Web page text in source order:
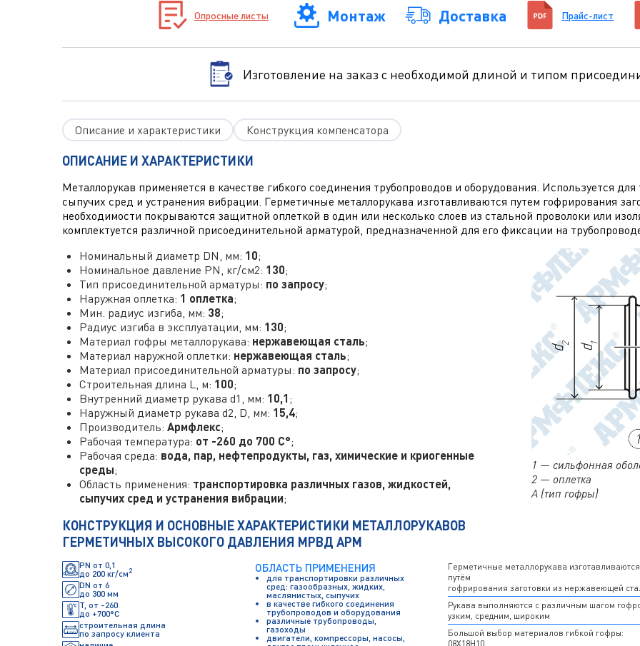
Опросные листы Монтаж Доставка Прайс-лист
Изготовление на заказ с необходимой длиной и типом
Описание и характеристики Конструкция компенсатора
ОПИСАНИЕ И ХАРАКТЕРИСТИКИ
Металлорукав применяется в качестве гибкого соединения трубопроводов и оборудования. Используется
сыпучих сред и устранения вибрации. Герметичные металлорукава изготавливаются путем гофрирования
необходимости покрываются защитной оплеткой в один или несколько слоев из стальной проволоки или
комплектуется различной присоединительной арматурой, предназначенной для его фиксации на
Номинальный диаметр DN, мм: 10;
Номинальное давление PN, кг/см2: 130;
Тип присоединительной арматуры: по запросу;
Наружная оплетка: 1 оплетка;
Мин. радиус изгиба, мм: 38;
Радиус изгиба в эксплуатации, мм: 130;
Материал гофры металлорукава: нержавеющая сталь;
Материал наружной оплетки: нержавеющая сталь;
Материал присоединительной арматуры: по запросу;
Строительная длина L, м: 100;
Внутренний диаметр рукава d1, мм: 10,1 ;
Наружный диаметр рукава d2, D, мм: 15,4;
Производитель: Армфлекс;
Рабочая температура: от -260 до 700 С°;
Рабочая среда: вода, пар, нефтепродукты, газ, химические и криогенные
среды;
Область применения: транспортировка различных газов, жидкостей,
сыпучих сред и устранения вибрации;
1 — сильфонная
2 — оплетка
А (тип гофры)
КОНСТРУКЦИЯ И ОСНОВНЫЕ ХАРАКТЕРИСТИКИ МЕТАЛЛОРУКАВОВ
ГЕРМЕТИЧНЫХ ВЫСОКОГО ДАВЛЕНИЯ МРВД АРМ
PN от 0,1
до 200 кг/см2
DN от 6
до 300 мм
Т, от -260
до +700°С
строительная длина
по запросу клиента
ОБЛАСТЬ ПРИМЕНЕНИЯ
для транспортировки различных
сред: газообразных, жидких,
маслянистых, сыпучих
в качестве гибкого соединения
трубопроводов и оборудования
различные трубопроводы,
газоходы
двигатели, компрессоры, насосы,
Герметичные металлорукава изготавливаются
путём
гофрирования заготовки из нержавеющей
Рукава выполняются с различным шагом
узким, средним, широким
Большой выбор материалов гибкой гофры:
08Х18Н10,